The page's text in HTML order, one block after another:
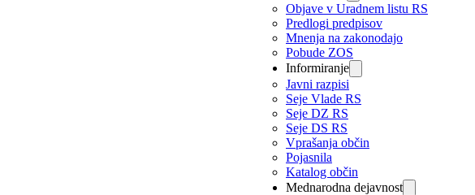
Objave v Uradnem listu RS
Predlogi predpisov
Mnenja na zakonodajo
Pobude ZOS
Informiranje
Javni razpisi
Seje Vlade RS
Seje DZ RS
Seje DS RS
Vprašanja občin
Pojasnila
Katalog občin
Mednarodna dejavnost